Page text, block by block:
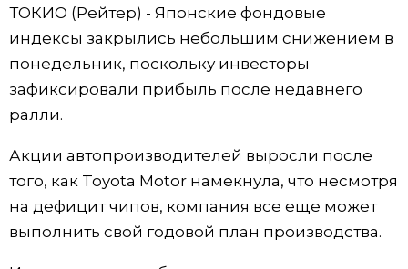
Жизнь
Технологии
От редакции
ТОКИО (Рейтер) - Японские фондовые
индексы закрылись небольшим снижением в
понедельник, поскольку инвесторы
зафиксировали прибыль после недавнего
ралли.
Акции автопроизводителей выросли после
того, как Toyota Motor намекнула, что несмотря
на дефицит чипов, компания все еще может
выполнить свой годовой план производства.